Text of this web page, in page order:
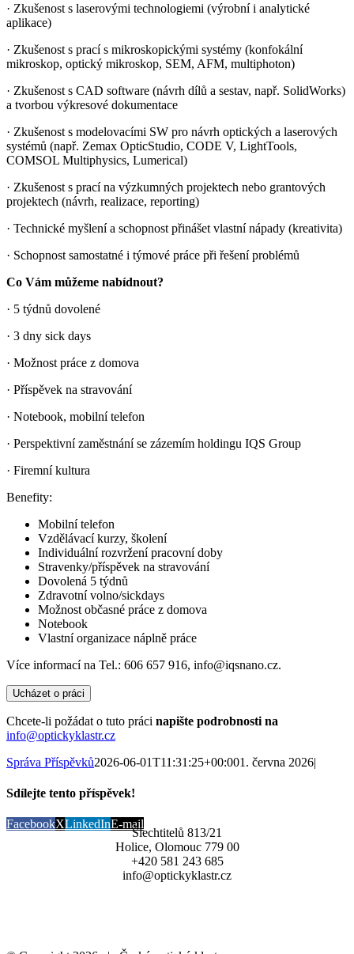
· Zkušenost s laserovými technologiemi (výrobní i analytické
aplikace)
· Zkušenost s prací s mikroskopickými systémy (konfokální
mikroskop, optický mikroskop, SEM, AFM, multiphoton)
· Zkušenost s CAD software (návrh dílů a sestav, např. SolidWorks)
a tvorbou výkresové dokumentace
· Zkušenost s modelovacími SW pro návrh optických a laserových
systémů (např. Zemax OpticStudio, CODE V, LightTools,
COMSOL Multiphysics, Lumerical)
· Zkušenost s prací na výzkumných projektech nebo grantových
projektech (návrh, realizace, reporting)
· Technické myšlení a schopnost přinášet vlastní nápady (kreativita)
· Schopnost samostatné i týmové práce při řešení problémů
Co Vám můžeme nabídnout?
· 5 týdnů dovolené
· 3 dny sick days
· Možnost práce z domova
· Příspěvek na stravování
· Notebook, mobilní telefon
· Perspektivní zaměstnání se zázemím holdingu IQS Group
· Firemní kultura
Benefity:
Mobilní telefon
Vzdělávací kurzy, školení
Individuální rozvržení pracovní doby
Stravenky/příspěvek na stravování
Dovolená 5 týdnů
Zdravotní volno/sickdays
Možnost občasné práce z domova
Notebook
Vlastní organizace náplně práce
Více informací na Tel.: 606 657 916, info@iqsnano.cz.
Chcete-li požádat o tuto práci napište podrobnosti na
info@optickyklastr.cz
Správa Příspěvků2026-06-01T11:31:25+00:001. června 2026|
Sdílejte tento příspěvek!
FacebookXLinkedInE-mail
Šlechtitelů 813/21
Holice, Olomouc 779 00
+420 581 243 685
info@optickyklastr.cz